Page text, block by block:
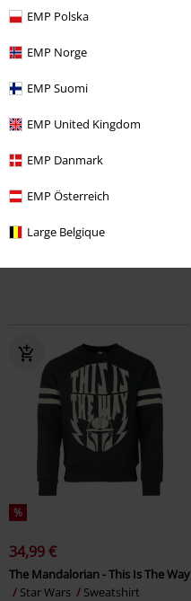
EMP Polska
EMP Norge
EMP Suomi
EMP United Kingdom
EMP Danmark
EMP Österreich
Large Belgique
-49%
UVPab59,90 €
Meow - Troyer
Simon's Cat
%
34,99 €
The Mandalorian - This Is The Way
Star Wars
Sweatshirt